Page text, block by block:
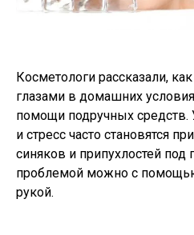
Косметологи рассказали,
глазами в домашних
помощи подручных средств.
и стресс часто становятся
синяков и припухлостей под
проблемой можно с помощью
рукой.